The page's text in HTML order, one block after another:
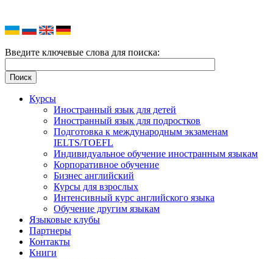
Введите ключевые слова для поиска:
Курсы
Иностранный язык для детей
Иностранный язык для подростков
Подготовка к международным экзаменам
IELTS/TOEFL
Индивидуальное обучение иностранным языкам
Корпоративное обучение
Бизнес английский
Курсы для взрослых
Интенсивный курс английского языка
Обучение другим языкам
Языковые клубы
Партнеры
Контакты
Книги